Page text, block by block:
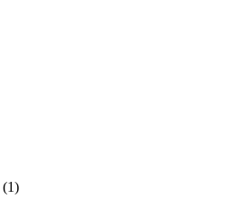
(1)